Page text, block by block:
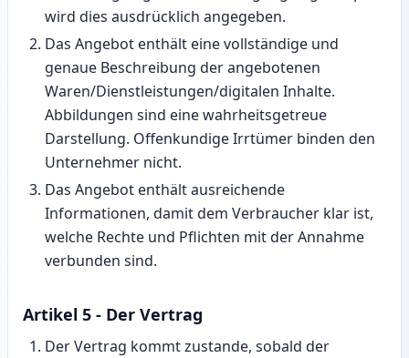
wird dies ausdrücklich angegeben.
Das Angebot enthält eine vollständige und
genaue Beschreibung der angebotenen
Waren/Dienstleistungen/digitalen Inhalte.
Abbildungen sind eine wahrheitsgetreue
Darstellung. Offenkundige Irrtümer binden den
Unternehmer nicht.
Das Angebot enthält ausreichende
Informationen, damit dem Verbraucher klar ist,
welche Rechte und Pflichten mit der Annahme
verbunden sind.
Artikel 5 - Der Vertrag
Der Vertrag kommt zustande, sobald der